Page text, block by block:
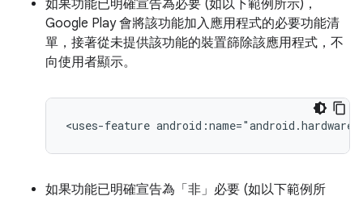
如果功能已明確宣告為必要 (如以下範例所示)，
Google Play 會將該功能加入應用程式的必要功能清
單，接著從未提供該功能的裝置篩除該應用程式，不
向使用者顯示。
<uses-feature
如果功能已明確宣告為「非」 必要 (如以下範例所